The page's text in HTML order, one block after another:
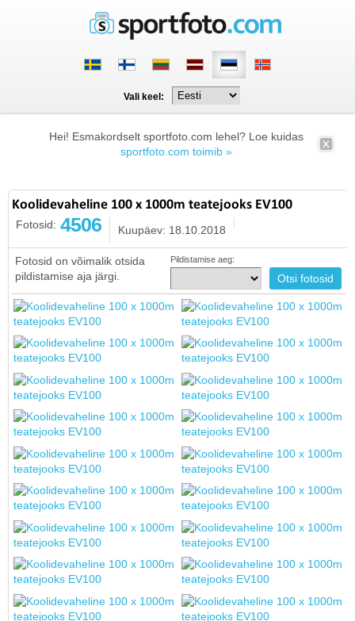
Vali keel:
Hei! Esmakordselt sportfoto.com lehel? Loe kuidas
sportfoto.com toimib »
Koolidevaheline 100 x 1000m teatejooks EV100
Fotosid: 4506 Kuupäev: 18.10.2018
Fotosid on võimalik otsida
pildistamise aja järgi.
Pildistamise aeg: